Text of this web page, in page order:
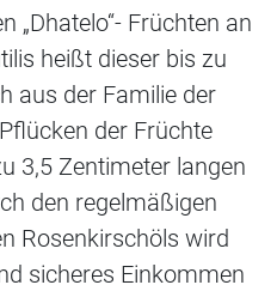
„Dhatelo“- Früchten an
heißt dieser bis zu
aus der Familie der
der Früchte
3,5 Zentimeter langen
den regelmäßigen
Rosenkirschöls wird
sicheres Einkommen